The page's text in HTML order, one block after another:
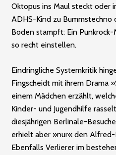
Oktopus ins Maul steckt oder
ADHS-Kind zu Bummstechno
Boden stampft: Ein
so recht einstellen.
Eindringliche Systemkritik
Fingscheidt mit ihrem Drama
einem Mädchen erzählt,
Kinder- und Jugendhilfe
diesjährigen Berlinale-
erhielt aber »nur« den Alfred-
Ebenfalls Verlierer im